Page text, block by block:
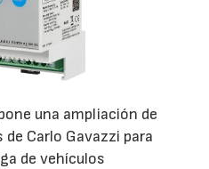
una ampliación de
Carlo Gavazzi para
de vehículos